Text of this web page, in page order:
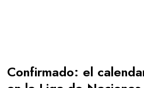
Confirmado: el